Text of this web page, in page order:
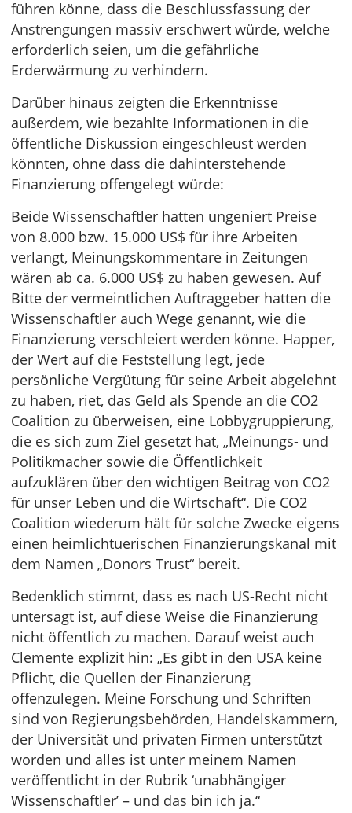
führen könne, dass die Beschlussfassung der
Anstrengungen massiv erschwert würde, welche
erforderlich seien, um die gefährliche
Erderwärmung zu verhindern.
Darüber hinaus zeigten die Erkenntnisse
außerdem, wie bezahlte Informationen in die
öffentliche Diskussion eingeschleust werden
könnten, ohne dass die dahinterstehende
Finanzierung offengelegt würde:
Beide Wissenschaftler hatten ungeniert Preise
von 8.000 bzw. 15.000 US$ für ihre Arbeiten
verlangt, Meinungskommentare in Zeitungen
wären ab ca. 6.000 US$ zu haben gewesen. Auf
Bitte der vermeintlichen Auftraggeber hatten die
Wissenschaftler auch Wege genannt, wie die
Finanzierung verschleiert werden könne. Happer,
der Wert auf die Feststellung legt, jede
persönliche Vergütung für seine Arbeit abgelehnt
zu haben, riet, das Geld als Spende an die CO2
Coalition zu überweisen, eine Lobbygruppierung,
die es sich zum Ziel gesetzt hat, „Meinungs- und
Politikmacher sowie die Öffentlichkeit
aufzuklären über den wichtigen Beitrag von CO2
für unser Leben und die Wirtschaft“. Die CO2
Coalition wiederum hält für solche Zwecke eigens
einen heimlichtuerischen Finanzierungskanal mit
dem Namen „Donors Trust“ bereit.
Bedenklich stimmt, dass es nach US-Recht nicht
untersagt ist, auf diese Weise die Finanzierung
nicht öffentlich zu machen. Darauf weist auch
Clemente explizit hin: „Es gibt in den USA keine
Pflicht, die Quellen der Finanzierung
offenzulegen. Meine Forschung und Schriften
sind von Regierungsbehörden, Handelskammern,
der Universität und privaten Firmen unterstützt
worden und alles ist unter meinem Namen
veröffentlicht in der Rubrik ‘unabhängiger
Wissenschaftler’ – und das bin ich ja.“